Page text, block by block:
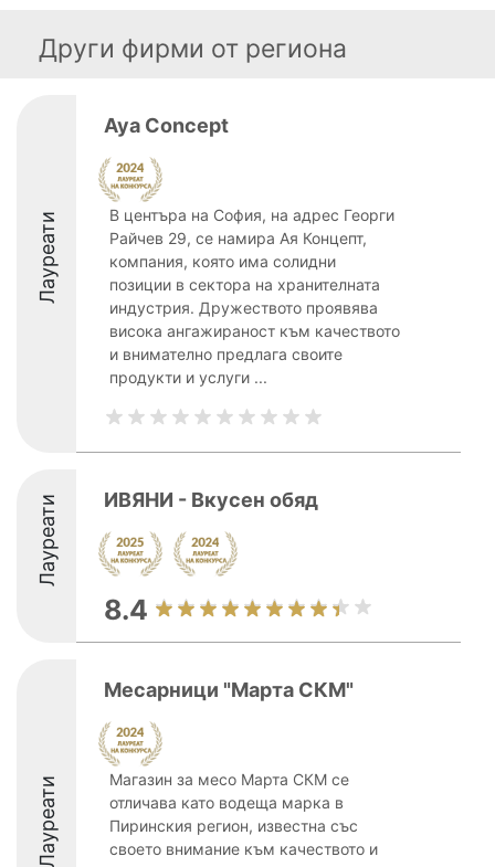
Други фирми от региона
Лауреати
Aya Concept
В центъра на София, на адрес Георги
Райчев 29, се намира Ая Концепт,
компания, която има солидни
позиции в сектора на хранителната
индустрия. Дружеството проявява
висока ангажираност към качеството
и внимателно предлага своите
продукти и услуги ...
Лауреати ИВЯНИ - Вкусен обяд
8.4
Лауреати
Месарници "Марта СКМ"
Магазин за месо Марта СКМ се
отличава като водеща марка в
Пиринския регион, известна със
своето внимание към качеството и